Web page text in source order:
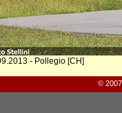
- Pollegio [CH]
©